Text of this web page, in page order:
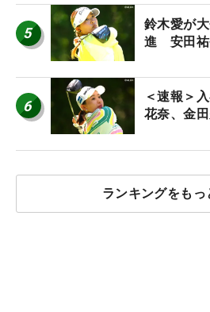
5
鈴木愛が
進 安田祐
6
＜速報＞
花奈、金
ランキングをもっ